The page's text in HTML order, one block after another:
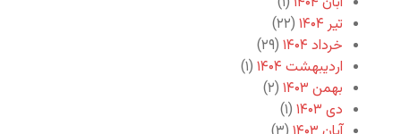
تیر ۱۴۰۴
(۲۲)
خرداد ۱۴۰۴
(۲۹)
اردیبهشت ۱۴۰۴
(۱)
بهمن ۱۴۰۳
(۲)
دی ۱۴۰۳
(۱)